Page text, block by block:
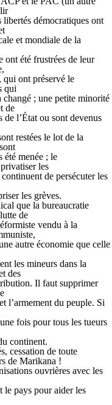
libertés démocratiques ont
et mondiale de la
ont été frustrées de leur
qui ont préservé le
qui
changé ; une petite minorité
de
l’État ou sont devenus
restées le lot de la
été menée ; le
les
de persécuter les
les grèves.
que la bureaucratie
de
vendu à la
autre économie que celle
les mineurs dans la
des
Il faut supprimer
l’armement du peuple. Si
fois pour tous les tueurs
continent.
cessation de toute
de Marikana !
ouvrières avec les
le pays pour aider les